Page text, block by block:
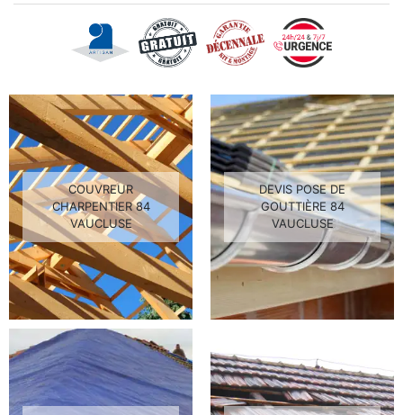
COUVREUR
CHARPENTIER 84
VAUCLUSE
DEVIS POSE DE
GOUTTIÈRE 84
VAUCLUSE